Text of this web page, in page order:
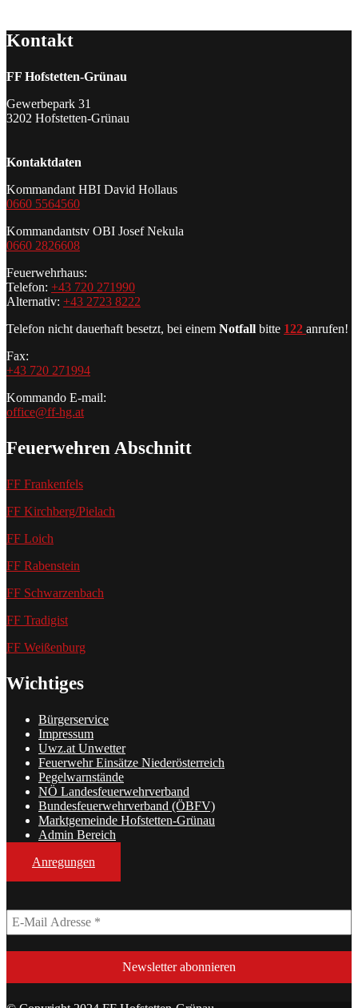
Kontakt
FF Hofstetten-Grünau
Gewerbepark 31
3202 Hofstetten-Grünau
Kontaktdaten
Kommandant HBI David Hollaus
0660 5564560
Kommandantstv OBI Josef Nekula
0660 2826608
Feuerwehrhaus:
Telefon: +43 720 271990
Alternativ: +43 2723 8222
Telefon nicht dauerhaft besetzt, bei einem Notfall bitte 122 anrufen!
Fax:
+43 720 271994
Kommando E-mail:
office@ff-hg.at
Feuerwehren Abschnitt
FF Frankenfels
FF Kirchberg/Pielach
FF Loich
FF Rabenstein
FF Schwarzenbach
FF Tradigist
FF Weißenburg
Wichtiges
Bürgerservice
Impressum
Uwz.at Unwetter
Feuerwehr Einsätze Niederösterreich
Pegelwarnstände
NÖ Landesfeuerwehrverband
Bundesfeuerwehrverband (ÖBFV)
Marktgemeinde Hofstetten-Grünau
Admin Bereich
Anregungen